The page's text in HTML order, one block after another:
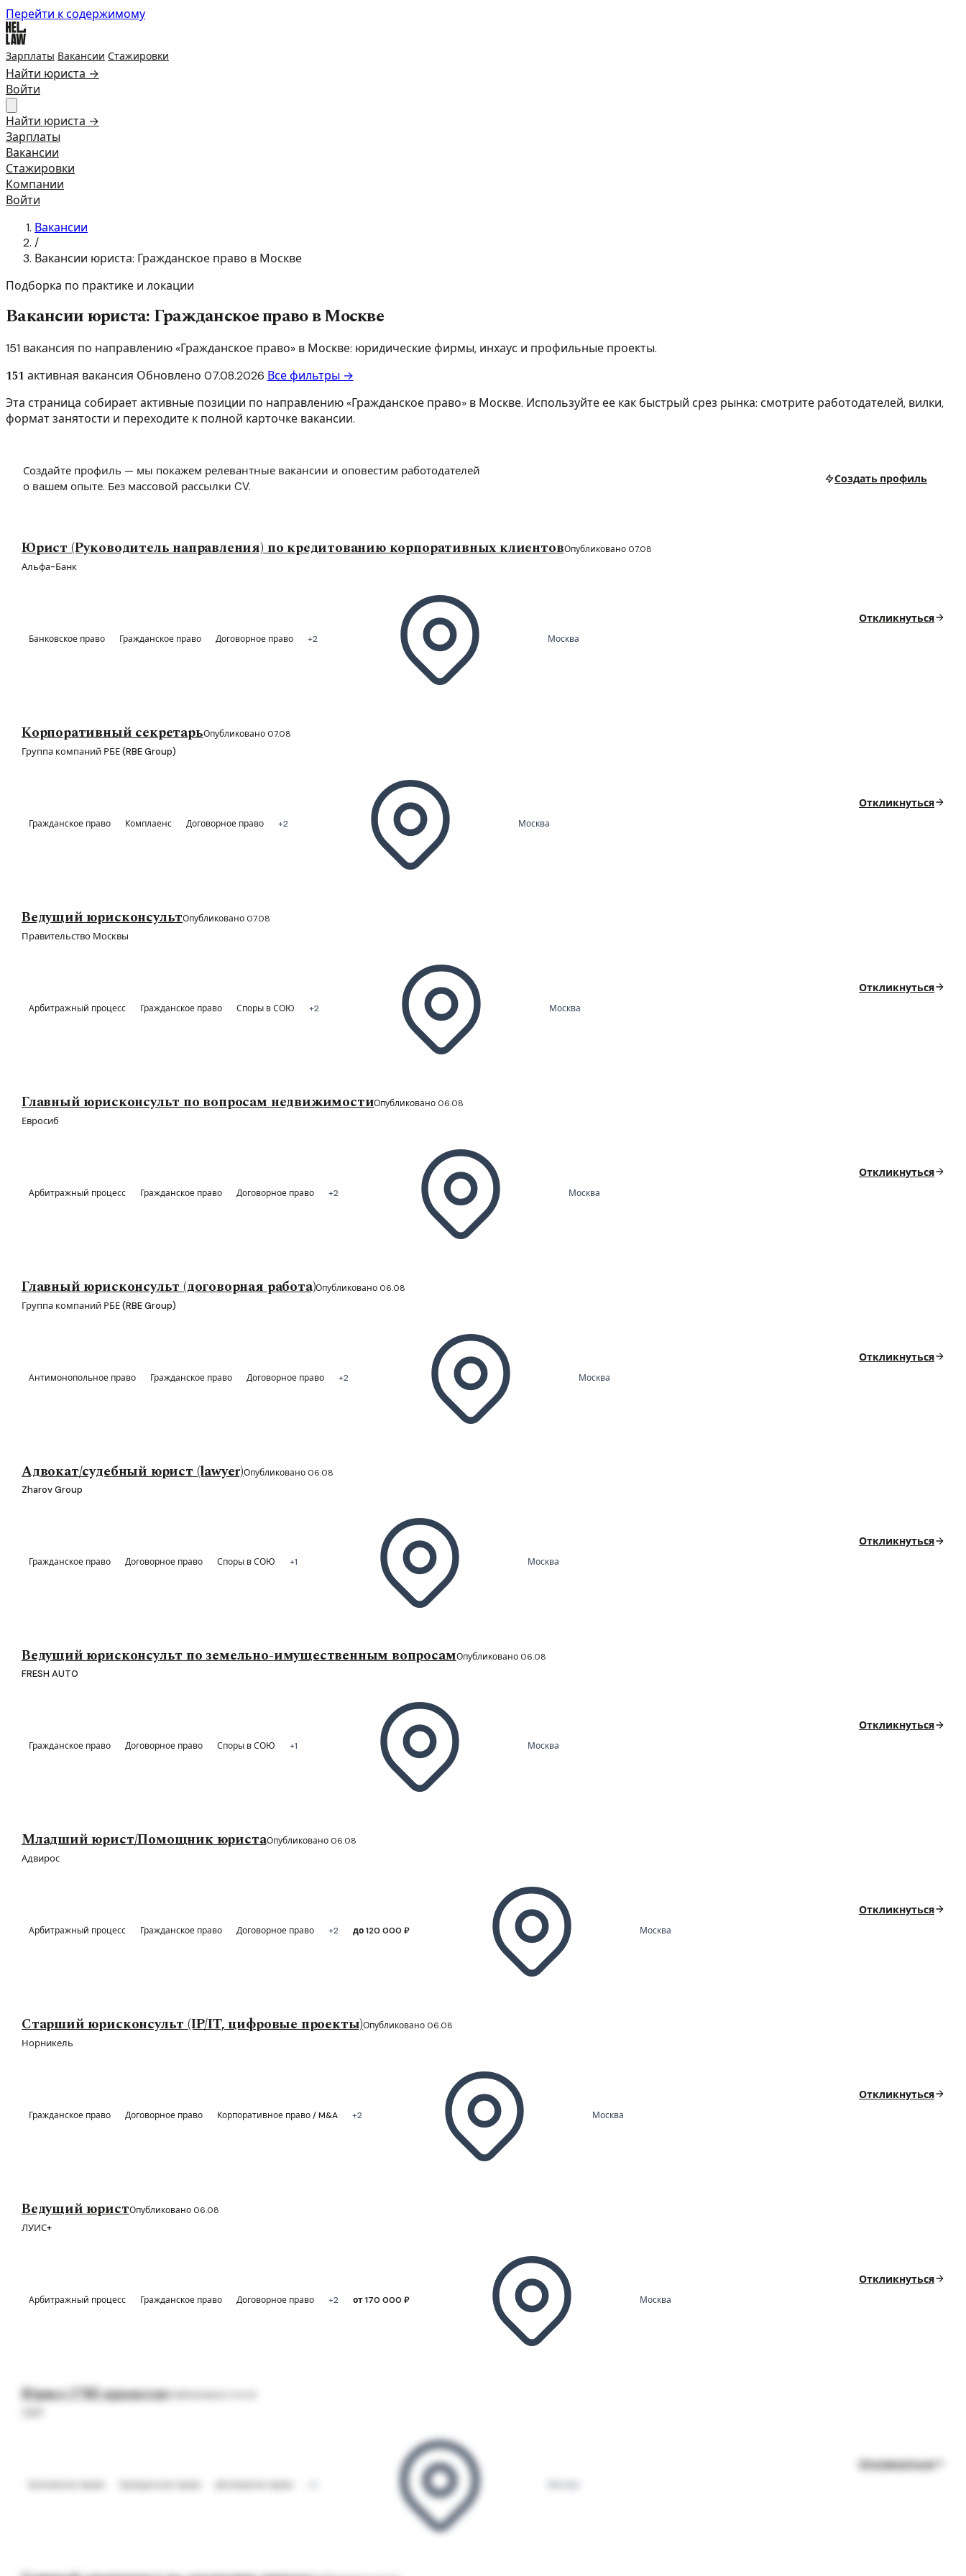
Перейти к содержимому
Зарплаты Вакансии Стажировки
Найти юриста →
Войти
Найти юриста →
Зарплаты
Вакансии
Стажировки
Компании
Войти
Вакансии
/
Вакансии юриста: Гражданское право в Москве
Подборка по практике и локации
Вакансии юриста: Гражданское право в Москве
151 вакансия по направлению «Гражданское право» в Москве: юридические фирмы, инхаус и профильные проекты.
151 активная вакансия Обновлено 07.08.2026 Все фильтры →
Эта страница собирает активные позиции по направлению «Гражданское право» в Москве. Используйте ее как быстрый срез рынка: смотрите работодателей, вилки,
формат занятости и переходите к полной карточке вакансии.
Создайте профиль — мы покажем релевантные вакансии и оповестим работодателей
о вашем опыте. Без массовой рассылки CV.
Создать профиль
Юрист (Руководитель направления) по кредитованию корпоративных клиентовОпубликовано 07.08
Альфа-Банк
Банковское право Гражданское право Договорное право +2 Москва
Откликнуться
Корпоративный секретарьОпубликовано 07.08
Группа компаний РБЕ (RBE Group)
Гражданское право Комплаенс Договорное право +2 Москва
Откликнуться
Ведущий юрисконсультОпубликовано 07.08
Правительство Москвы
Арбитражный процесс Гражданское право Споры в СОЮ +2 Москва
Откликнуться
Главный юрисконсульт по вопросам недвижимостиОпубликовано 06.08
Евросиб
Арбитражный процесс Гражданское право Договорное право +2 Москва
Откликнуться
Главный юрисконсульт (договорная работа)Опубликовано 06.08
Группа компаний РБЕ (RBE Group)
Антимонопольное право Гражданское право Договорное право +2 Москва
Откликнуться
Адвокат/судебный юрист (lawyer)Опубликовано 06.08
Zharov Group
Гражданское право Договорное право Споры в СОЮ +1 Москва
Откликнуться
Ведущий юрисконсульт по земельно-имущественным вопросамОпубликовано 06.08
FRESH AUTO
Гражданское право Договорное право Споры в СОЮ +1 Москва
Откликнуться
Младший юрист/Помощник юристаОпубликовано 06.08
Адвирос
Арбитражный процесс Гражданское право Договорное право +2 до 120 000 ₽ Москва
Откликнуться
Старший юрисконсульт (IP/IT, цифровые проекты)Опубликовано 06.08
Норникель
Гражданское право Договорное право Корпоративное право / M&A +2 Москва
Откликнуться
Ведущий юристОпубликовано 06.08
ЛУИС+
Арбитражный процесс Гражданское право Договорное право +2 от 170 000 ₽ Москва
Откликнуться
Юрист ГЧП проектов
Откликнуться